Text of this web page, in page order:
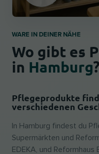
WARE IN DEINER NÄHE
Wo gibt es
in Hamburg?
Pflegeprodukte
verschiedenen
In Hamburg findest du
Supermärkten und
EDEKA, und